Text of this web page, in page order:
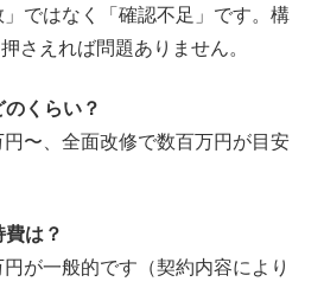
ではなく「確認不足」です。構
さえれば問題ありません。
くらい？
〜、全面改修で数百万円が目安
は？
が一般的です（契約内容により